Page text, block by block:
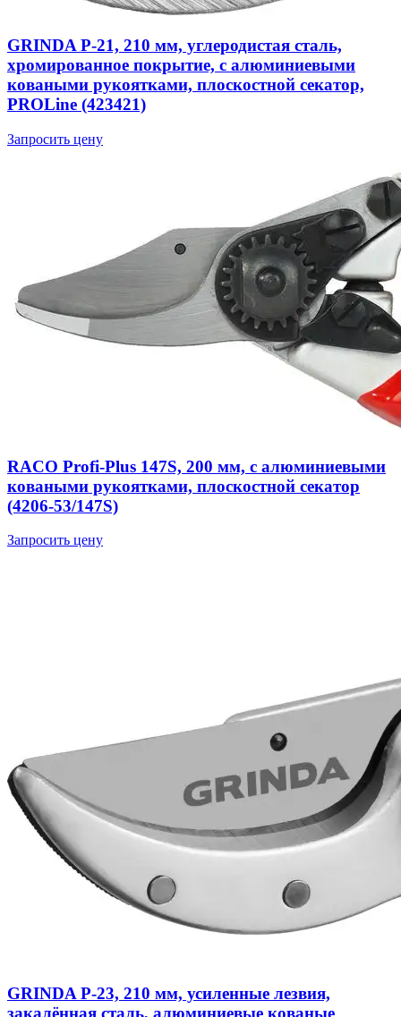
GRINDA P-21, 210 мм, углеродистая сталь,
хромированное покрытие, с алюминиевыми
коваными рукоятками, плоскостной секатор,
PROLine (423421)
Запросить цену
RACO Profi-Plus 147S, 200 мм, с алюминиевыми
коваными рукоятками, плоскостной секатор
(4206-53/147S)
Запросить цену
GRINDA P-23, 210 мм, усиленные лезвия,
закалённая сталь, алюминиевые кованые